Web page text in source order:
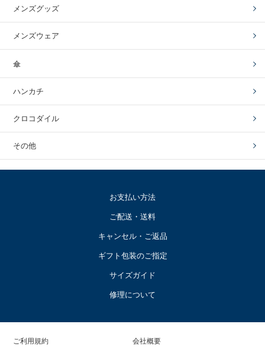
メンズグッズ
メンズウェア
傘
ハンカチ
クロコダイル
その他
お支払い方法
ご配送・送料
キャンセル・ご返品
ギフト包装のご指定
サイズガイド
修理について
ご利用規約 会社概要